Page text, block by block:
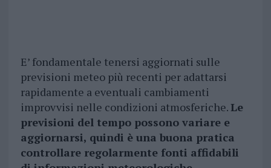
E’ fondamentale tenersi aggiornati sulle
previsioni meteo più recenti per adattarsi
rapidamente a eventuali cambiamenti
improvvisi nelle condizioni atmosferiche.Le
previsioni del tempo possono variare e
aggiornarsi, quindi è una buona pratica
controllare regolarmente fonti affidabili